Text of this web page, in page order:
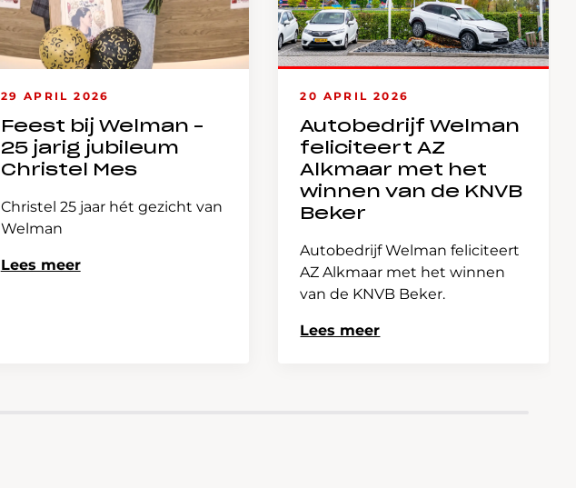
29 APRIL 2026
Feest bij Welman –
25 jarig jubileum
Christel Mes
Christel 25 jaar hét gezicht van
Welman
Lees meer
20 APRIL 2026
Autobedrijf Welman
feliciteert AZ
Alkmaar met het
winnen van de KNVB
Beker
Autobedrijf Welman feliciteert
AZ Alkmaar met het winnen
van de KNVB Beker.
Lees meer